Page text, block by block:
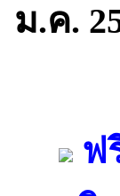
ม.ค.
ฟ